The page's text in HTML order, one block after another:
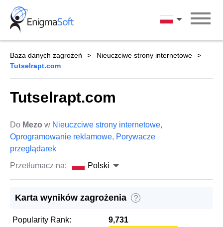
Skip
content
Polski
Baza danych zagrożeń
Nieuczciwe strony internetowe
Tutselrapt.com
Tutselrapt.com
Do Mezo w Nieuczciwe strony internetowe,
Oprogramowanie reklamowe, Porywacze
przeglądarek
Przetłumacz na:
Polski
Karta wyników zagrożenia ?
Popularity Rank:
9,731